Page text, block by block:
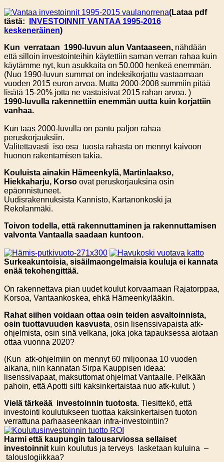
(Lataa pdf
tästä:
INVESTOINNIT VANTAA 1995-2016
keskeneräinen)
Kun verrataan 1990-luvun alun Vantaaseen, nähdään
että silloin investointeihin käytettiin saman verran rahaa kuin
käytämme nyt, kun asukkaita on 50.000 henkeä enemmän.
(Nuo 1990-luvun summat on indeksikorjattu vastaamaan
vuoden 2015 euron arvoa. Mutta 2000-2008 summiin pitää
lisätä 15-20% jotta ne vastaisivat 2015 rahan arvoa. )
1990-luvulla rakennettiin enemmän uutta kuin korjattiin
vanhaa.
Kun taas 2000-luvulla on pantu paljon rahaa
peruskorjauksiin.
Valitettavasti iso osa tuosta rahasta on mennyt kaivoon
huonon rakentamisen takia.
Kouluista ainakin Hämeenkylä, Martinlaakso,
Hiekkaharju, Korso ovat peruskorjauksina osin
epäonnistuneet.
Uudisrakennuksista Kannisto, Kartanonkoski ja
Rekolanmäki.
Toivon todella, että rakennuttaminen ja rakennuttamisen
valvonta Vantaalla saadaan kuntoon.
Surkeakuntoisia, sisäilmaongelmaisia kouluja ei kannata
enää tekohengittää.
On rakennettava pian uudet koulut korvaamaan Rajatorppaa,
Korsoa, Vantaankoskea, ehkä Hämeenkylääkin.
Rahat siihen voidaan ottaa osin teiden asvaltoinnista,
osin tuottavuuden kasvusta, osin lisenssivapaista atk-
ohjelmista, osin sinä velkana, joka joka tapauksessa aiotaan
ottaa vuonna 2020?
(Kun atk-ohjelmiin on mennyt 60 miljoonaa 10 vuoden
aikana, niin kannatan Sirpa Kauppisen ideaa:
lisenssivapaat, maksuttomat ohjelmat Vantaalle. Pelkään
pahoin, että Apotti silti kaksinkertaistaa nuo atk-kulut. )
Vielä tärkeää investoinnin tuotosta. Tiesittekö, että
investointi koulutukseen tuottaa kaksinkertaisen tuoton
verrattuna parhaaseenkaan infra-investointiin?
Harmi että kaupungin talousarviossa sellaiset
investoinnit kuin koulutus ja terveys lasketaan kuluina –
talouslogiikkaa?